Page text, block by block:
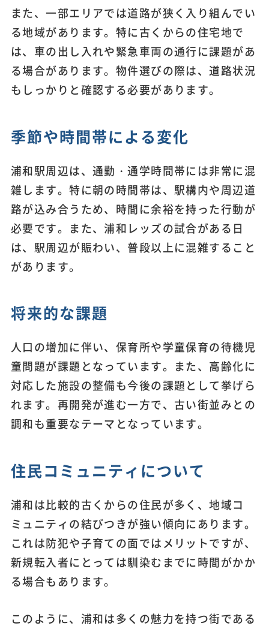
また、一部エリアでは道路が狭く入り組んでい
る地域があります。特に古くからの住宅地で
は、車の出し入れや緊急車両の通行に課題があ
る場合があります。物件選びの際は、道路状況
もしっかりと確認する必要があります。
季節や時間帯による変化
浦和駅周辺は、通勤・通学時間帯には非常に混
雑します。特に朝の時間帯は、駅構内や周辺道
路が込み合うため、時間に余裕を持った行動が
必要です。また、浦和レッズの試合がある日
は、駅周辺が賑わい、普段以上に混雑すること
があります。
将来的な課題
人口の増加に伴い、保育所や学童保育の待機児
童問題が課題となっています。また、高齢化に
対応した施設の整備も今後の課題として挙げら
れます。再開発が進む一方で、古い街並みとの
調和も重要なテーマとなっています。
住民コミュニティについて
浦和は比較的古くからの住民が多く、地域コ
ミュニティの結びつきが強い傾向にあります。
これは防犯や子育ての面ではメリットですが、
新規転入者にとっては馴染むまでに時間がかか
る場合もあります。
このように、浦和は多くの魅力を持つ街である